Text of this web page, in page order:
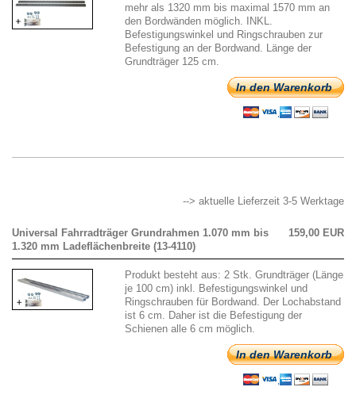
mehr als 1320 mm bis maximal 1570 mm an
den Bordwänden möglich. INKL.
Befestigungswinkel und Ringschrauben zur
Befestigung an der Bordwand. Länge der
Grundträger 125 cm.
In den Warenkorb
--> aktuelle Lieferzeit 3-5 Werktage
Universal Fahrradträger Grundrahmen 1.070 mm bis
1.320 mm Ladeflächenbreite (13-4110)
159,00 EUR
Produkt besteht aus: 2 Stk. Grundträger (Länge
je 100 cm) inkl. Befestigungswinkel und
Ringschrauben für Bordwand. Der Lochabstand
ist 6 cm. Daher ist die Befestigung der
Schienen alle 6 cm möglich.
In den Warenkorb